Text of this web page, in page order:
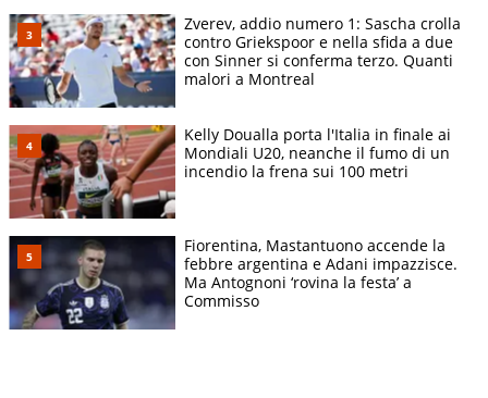
Zverev, addio numero 1: Sascha crolla
contro Griekspoor e nella sfida a due
con Sinner si conferma terzo. Quanti
malori a Montreal
Kelly Doualla porta l'Italia in finale ai
Mondiali U20, neanche il fumo di un
incendio la frena sui 100 metri
Fiorentina, Mastantuono accende la
febbre argentina e Adani impazzisce.
Ma Antognoni ‘rovina la festa’ a
Commisso